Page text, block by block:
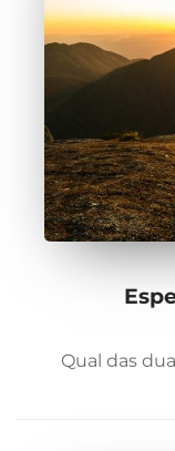
Qual das